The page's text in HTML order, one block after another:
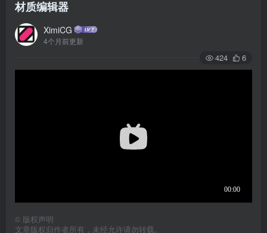
材质编辑器
XimiCG
4个月前更新
424 6
© 版权声明
文章版权归作者所有，未经允许请勿转载。